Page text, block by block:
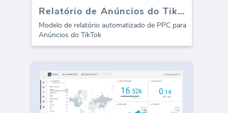
Relatório de Anúncios do Tiktok - Visão Geral
Modelo de relatório automatizado de PPC para
Anúncios do TikTok